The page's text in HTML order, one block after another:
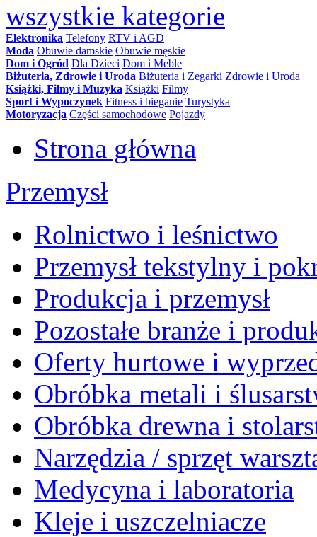
wszystkie kategorie
Elektronika Telefony RTV i AGD
Moda Obuwie damskie Obuwie męskie
Dom i Ogród Dla Dzieci Dom i Meble
Biżuteria, Zdrowie i Uroda Biżuteria i Zegarki Zdrowie i Uroda
Książki, Filmy i Muzyka Książki Filmy
Sport i Wypoczynek Fitness i bieganie Turystyka
Motoryzacja Części samochodowe Pojazdy
Strona główna
Przemysł
Rolnictwo i leśnictwo
Przemysł tekstylny i
Produkcja i przemysł
Pozostałe branże i
Oferty hurtowe i
Obróbka metali i
Obróbka drewna i
Narzędzia / sprzęt
Medycyna i laboratoria
Kleje i uszczelniacze